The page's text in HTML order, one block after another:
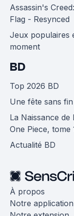
Assassin's
Flag - Resynced
Jeux populaires
moment
BD
Top 2026 BD
Une fête sans fin
La Naissance de
One Piece, tome
Actualité BD
À propos
Notre